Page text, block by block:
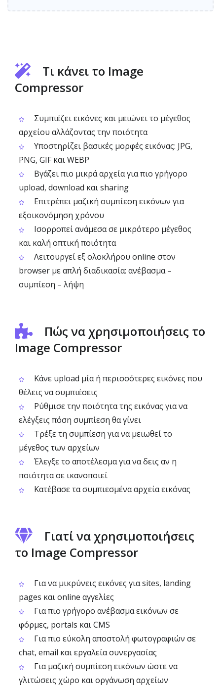
Τι κάνει το Image
Compressor
Συμπιέζει εικόνες και μειώνει το μέγεθος
αρχείου αλλάζοντας την ποιότητα
Υποστηρίζει βασικές μορφές εικόνας: JPG,
PNG, GIF και WEBP
Βγάζει πιο μικρά αρχεία για πιο γρήγορο
upload, download και sharing
Επιτρέπει μαζική συμπίεση εικόνων για
εξοικονόμηση χρόνου
Ισορροπεί ανάμεσα σε μικρότερο μέγεθος
και καλή οπτική ποιότητα
Λειτουργεί εξ ολοκλήρου online στον
browser με απλή διαδικασία: ανέβασμα –
συμπίεση – λήψη
Πώς να χρησιμοποιήσεις το
Image Compressor
Κάνε upload μία ή περισσότερες εικόνες που
θέλεις να συμπιέσεις
Ρύθμισε την ποιότητα της εικόνας για να
ελέγξεις πόση συμπίεση θα γίνει
Τρέξε τη συμπίεση για να μειωθεί το
μέγεθος των αρχείων
Έλεγξε το αποτέλεσμα για να δεις αν η
ποιότητα σε ικανοποιεί
Κατέβασε τα συμπιεσμένα αρχεία εικόνας
Γιατί να χρησιμοποιήσεις
το Image Compressor
Για να μικρύνεις εικόνες για sites, landing
pages και online αγγελίες
Για πιο γρήγορο ανέβασμα εικόνων σε
φόρμες, portals και CMS
Για πιο εύκολη αποστολή φωτογραφιών σε
chat, email και εργαλεία συνεργασίας
Για μαζική συμπίεση εικόνων ώστε να
γλιτώσεις χώρο και οργάνωση αρχείων